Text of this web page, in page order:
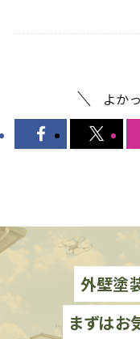
よか
外壁塗
まずはお